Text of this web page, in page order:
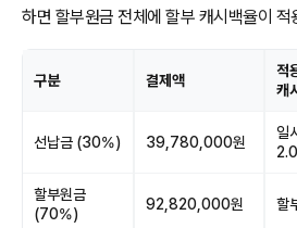
하면 할부원금 전체에 할부 캐시백율이 적
구분 결제액
적
캐
선납금 (30%) 39,780,000원
일
할부원금
(70%)
92,820,000원 할